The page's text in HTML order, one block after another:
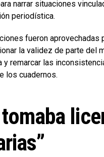
narrar situaciones
periodística.
fueron aprovechadas
la validez de parte del
y remarcar las
los cuadernos.